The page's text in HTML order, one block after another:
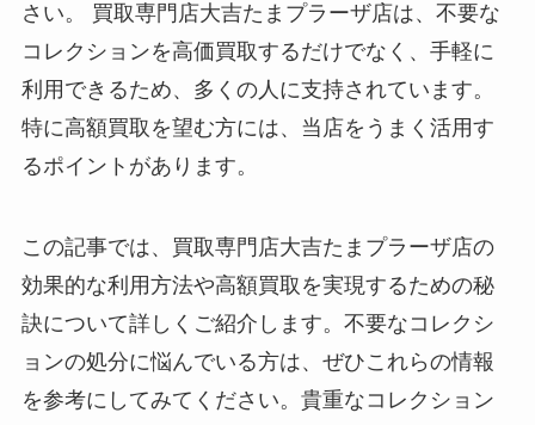
さい。 買取専門店大吉たまプラーザ店は、不要な
コレクションを高価買取するだけでなく、手軽に
利用できるため、多くの人に支持されています。
特に高額買取を望む方には、当店をうまく活用す
るポイントがあります。
この記事では、買取専門店大吉たまプラーザ店の
効果的な利用方法や高額買取を実現するための秘
訣について詳しくご紹介します。不要なコレクシ
ョンの処分に悩んでいる方は、ぜひこれらの情報
を参考にしてみてください。貴重なコレクション